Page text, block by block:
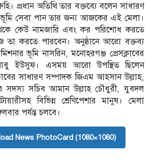
প্রধান অতিথি তার বক্তব্যে বলেন সাধারণ
সেবা পান তার জন্য আজকের এই মেলা।
কেউ নামজারি এবং কর পরিশোধ করতে
তা করতে পারবেন। অনুষ্ঠানে আরো বক্তব্য
ভূমি নাসরিন, মনোহরগঞ্জ প্রেসক্লাবের
ইউসুফ। এসময় আরো উপস্থিত ছিলেন
সাধারণ সম্পাদক জিএম আহসান উল্লাহ,
সদস্য সচিব আমান উল্লাহ চৌধুরী, যুবদল
বিভিন্ন শ্রেণিপেশার মানুষ। মেলা
পর্যন্ত চলবে।
News PhotoCard (1080×1080)